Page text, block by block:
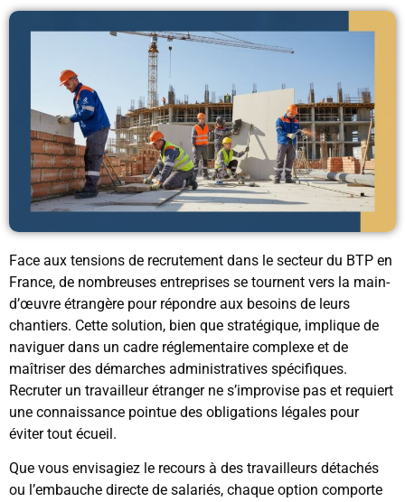
Face aux tensions de recrutement dans le secteur du BTP en
France, de nombreuses entreprises se tournent vers la main-
d’œuvre étrangère pour répondre aux besoins de leurs
chantiers. Cette solution, bien que stratégique, implique de
naviguer dans un cadre réglementaire complexe et de
maîtriser des démarches administratives spécifiques.
Recruter un travailleur étranger ne s’improvise pas et requiert
une connaissance pointue des obligations légales pour
éviter tout écueil.
Que vous envisagiez le recours à des travailleurs détachés
ou l’embauche directe de salariés, chaque option comporte